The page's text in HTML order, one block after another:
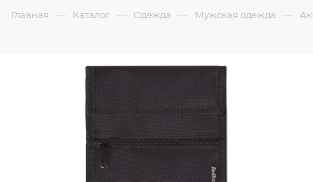
Главная — Каталог — Одежда — Мужская одежда —